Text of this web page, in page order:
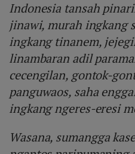
Indonesia tansah
jinawi, murah ingkang
ingkang tinanem,
linambaran adil
cecengilan, gontok-
panguwaos, saha
ingkang ngeres-eresi
Wasana, sumangga